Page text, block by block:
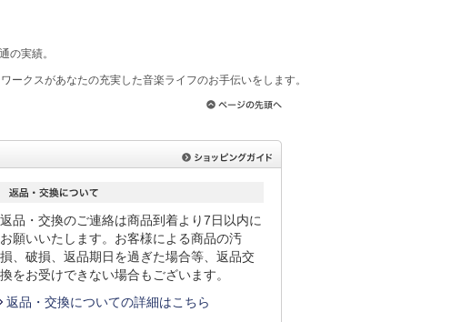
の実績。
クスがあなたの充実した音楽ライフのお手伝いをします。
返品・交換のご連絡は商品到着より7日以内に
お願いいたします。お客様による商品の汚
損、破損、返品期日を過ぎた場合等、返品交
換をお受けできない場合もございます。
返品・交換についての詳細はこちら